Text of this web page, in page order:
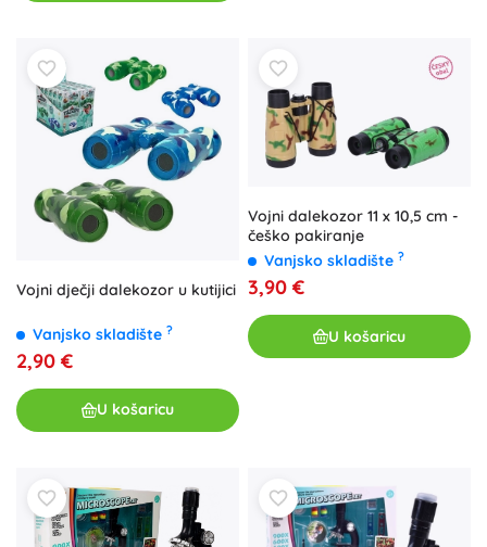
Vojni dječji dalekozor u kutijici
Vanjsko skladište ?
2,90 €
U košaricu
Vojni dalekozor 11 x 10,5 cm -
češko pakiranje
Vanjsko skladište ?
3,90 €
U košaricu